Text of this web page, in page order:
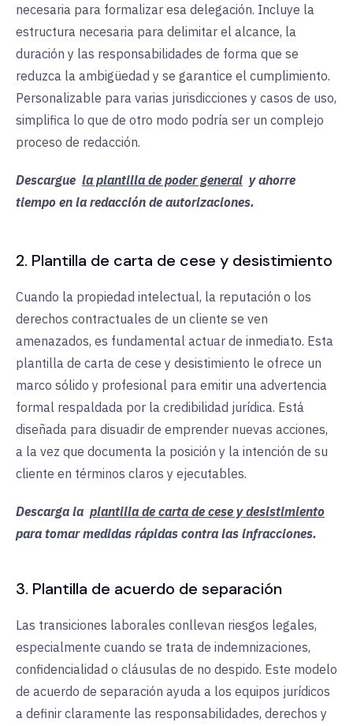
necesaria para formalizar esa delegación. Incluye la
estructura necesaria para delimitar el alcance, la
duración y las responsabilidades de forma que se
reduzca la ambigüedad y se garantice el cumplimiento.
Personalizable para varias jurisdicciones y casos de uso,
simplifica lo que de otro modo podría ser un complejo
proceso de redacción.
Descargue la plantilla de poder general y ahorre
tiempo en la redacción de autorizaciones.
2. Plantilla de carta de cese y desistimiento
Cuando la propiedad intelectual, la reputación o los
derechos contractuales de un cliente se ven
amenazados, es fundamental actuar de inmediato. Esta
plantilla de carta de cese y desistimiento le ofrece un
marco sólido y profesional para emitir una advertencia
formal respaldada por la credibilidad jurídica. Está
diseñada para disuadir de emprender nuevas acciones,
a la vez que documenta la posición y la intención de su
cliente en términos claros y ejecutables.
Descarga la plantilla de carta de cese y desistimiento
para tomar medidas rápidas contra las infracciones.
3. Plantilla de acuerdo de separación
Las transiciones laborales conllevan riesgos legales,
especialmente cuando se trata de indemnizaciones,
confidencialidad o cláusulas de no despido. Este modelo
de acuerdo de separación ayuda a los equipos jurídicos
a definir claramente las responsabilidades, derechos y